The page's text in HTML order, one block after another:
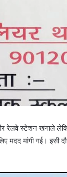
रेलवे स्टेशन खंगाले
मदद मांगी गई। इसी